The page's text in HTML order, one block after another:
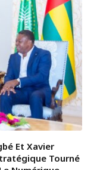
Et Xavier
Tourné